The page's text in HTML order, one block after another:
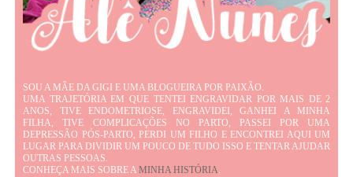
SOU A MÃE DA GIGI E UMA BLOGUEIRA POR PAIXÃO.
UMA TRAJETÓRIA EM QUE TENTEI ENGRAVIDAR POR MAIS DE 2
ANOS, TIVE ENDOMETRIOSE, ENGRAVIDEI, GANHEI A MINHA
FILHA, TIVE COMPLICAÇÕES NO PARTO, PASSEI POR UMA
DEPRESSÃO PÓS-PARTO, PERDI UM FILHO E ENCONTREI AQUI UM
LUGAR PARA DIVIDIR UM POUCO DE TUDO ISSO E TENTAR AJUDAR
OUTRAS PESSOAS.
CONHEÇA MAIS SOBRE AMINHA HISTÓRIA.